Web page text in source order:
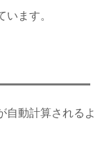
ます。
自動計算されるよ